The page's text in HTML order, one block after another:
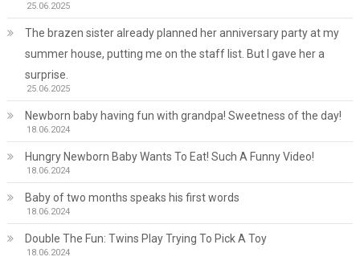
25.06.2025
The brazen sister already planned her anniversary party at my
summer house, putting me on the staff list. But I gave her a
surprise.
25.06.2025
Newborn baby having fun with grandpa! Sweetness of the day!
18.06.2024
Hungry Newborn Baby Wants To Eat! Such A Funny Video!
18.06.2024
Baby of two months speaks his first words
18.06.2024
Double The Fun: Twins Play Trying To Pick A Toy
18.06.2024